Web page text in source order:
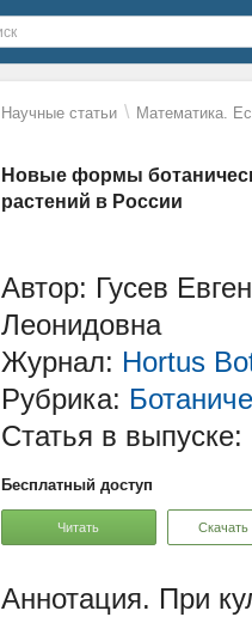
Научные статьи \ Математика.
Новые формы
растений в России
Автор: Гусев
Леонидовна
Журнал: Hortus
Рубрика:
Статья в выпуске:
Бесплатный доступ
Читать Скачать
При